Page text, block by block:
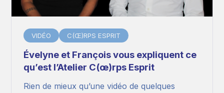
VIDÉO C(Œ)RPS ESPRIT
Évelyne et François vous expliquent ce
qu’est l’Atelier C(œ)rps Esprit
Rien de mieux qu’une vidéo de quelques